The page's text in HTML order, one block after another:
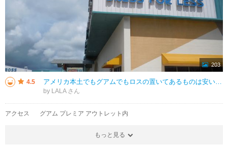
203
4.5 アメリカ本土でもグアムでもロスの置いてあるものは安いものが多いので大変助かります。狙いはブランドの服やスポーツ用品などの服もかなりお得な金額になっているので狙っています。お勧めはアメリカ以外のヨーロッパなどのお菓子が置いて
by LALA
アクセス グアム プレミア アウトレット内
もっと見る